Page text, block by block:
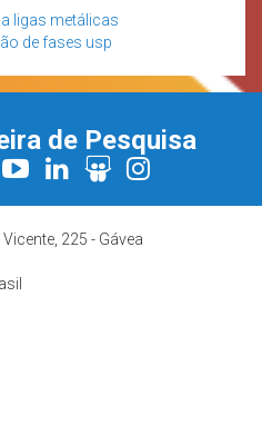
ligas metálicas
de fases usp
de Pesquisa
225 - Gávea